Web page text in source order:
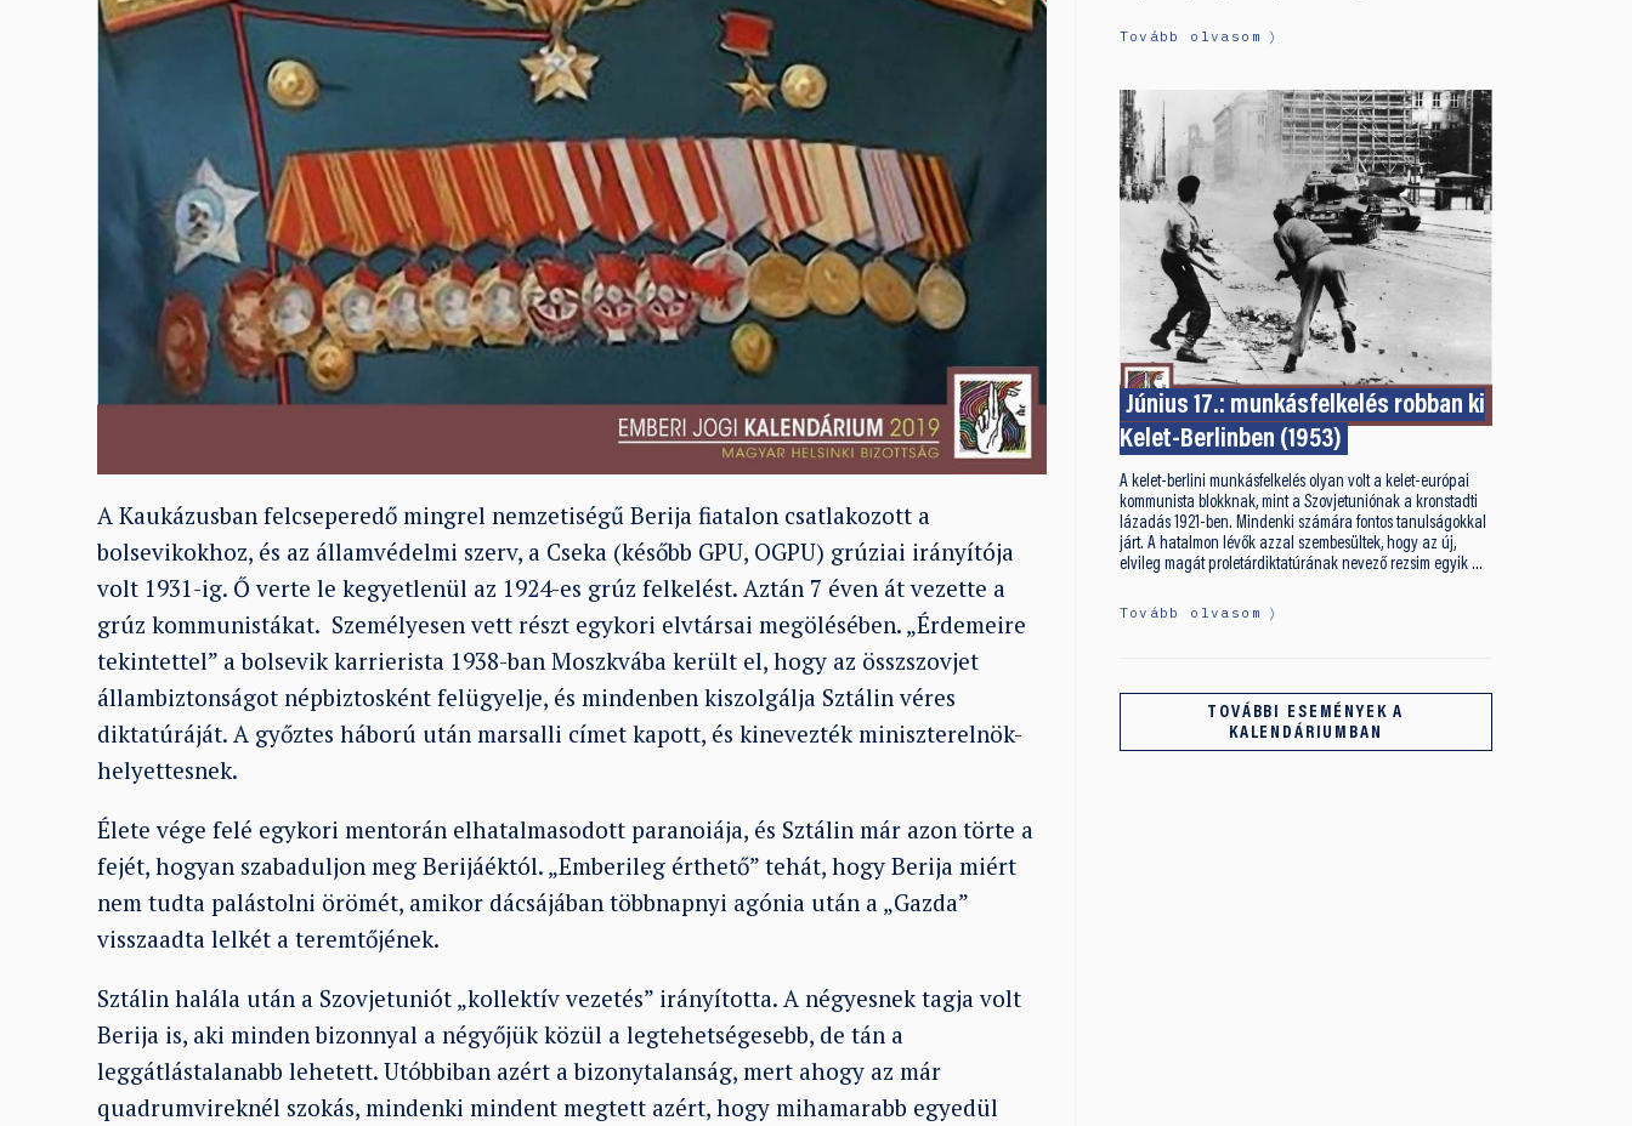
A Kaukázusban felcseperedő mingrel nemzetiségű Berija fiatalon csatlakozott a
bolsevikokhoz, és az államvédelmi szerv, a Cseka (később GPU, OGPU) grúziai irányítója
volt 1931-ig. Ő verte le kegyetlenül az 1924-es grúz felkelést. Aztán 7 éven át vezette a
grúz kommunistákat. Személyesen vett részt egykori elvtársai megölésében. „Érdemeire
tekintettel” a bolsevik karrierista 1938-ban Moszkvába került el, hogy az összszovjet
állambiztonságot népbiztosként felügyelje, és mindenben kiszolgálja Sztálin véres
diktatúráját. A győztes háború után marsalli címet kapott, és kinevezték miniszterelnök-
helyettesnek.
Élete vége felé egykori mentorán elhatalmasodott paranoiája, és Sztálin már azon törte a
fejét, hogyan szabaduljon meg Berijáéktól. „Emberileg érthető” tehát, hogy Berija miért
nem tudta palástolni örömét, amikor dácsájában többnapnyi agónia után a „Gazda”
visszaadta lelkét a teremtőjének.
Sztálin halála után a Szovjetuniót „kollektív vezetés” irányította. A négyesnek tagja volt
Berija is, aki minden bizonnyal a négyőjük közül a legtehetségesebb, de tán a
leggátlástalanabb lehetett. Utóbbiban azért a bizonytalanság, mert ahogy az már
quadrumvireknél szokás, mindenki mindent megtett azért, hogy mihamarabb egyedül
Tovább olvasom
Június 17.: munkásfelkelés robban ki
Kelet-Berlinben (1953)
A kelet-berlini munkásfelkelés olyan volt a kelet-európai
kommunista blokknak, mint a Szovjetuniónak a kronstadti
lázadás 1921-ben. Mindenki számára fontos tanulságokkal
járt. A hatalmon lévők azzal szembesültek, hogy az új,
elvileg magát proletárdiktatúrának nevező rezsim egyik …
Tovább olvasom
TOVÁBBI ESEMÉNYEK A
KALENDÁRIUMBAN